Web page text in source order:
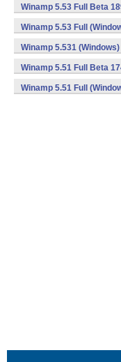
Winamp 5.53 Full Beta
Winamp 5.53 Full
Winamp 5.531 (Windows)
Winamp 5.51 Full Beta
Winamp 5.51 Full